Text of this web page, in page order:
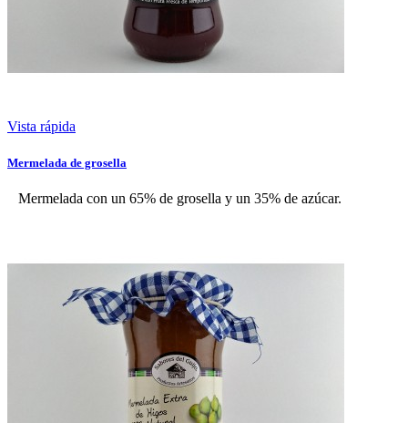
Vista rápida
Mermelada de grosella
Mermelada con un 65% de grosella y un 35% de azúcar.